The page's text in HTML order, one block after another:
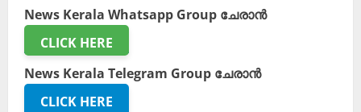
News Kerala Whatsapp Group ചേരാൻ
CLICK HERE
News Kerala Telegram Group ചേരാൻ
CLICK HERE